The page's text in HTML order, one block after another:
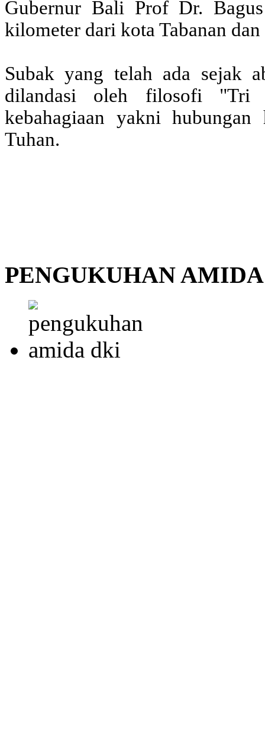
Gubernur Bali Prof Dr.
kilometer dari kota Tabanan
Subak yang telah ada sejak
dilandasi oleh filosofi "Tri
kebahagiaan yakni
Tuhan.
PENGUKUHAN